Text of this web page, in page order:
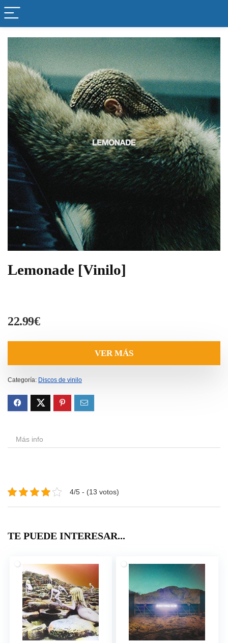
Lemonade [Vinilo]
22.99€
VER MÁS
Categoría: Discos de vinilo
Más info
4/5 - (13 votos)
TE PUEDE INTERESAR...